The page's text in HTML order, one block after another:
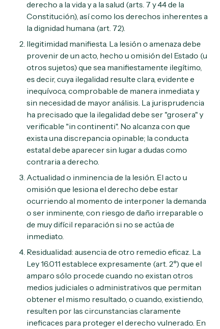
derecho a la vida y a la salud (arts. 7 y 44 de la
Constitución), así como los derechos inherentes a
la dignidad humana (art. 72).
Ilegitimidad manifiesta. La lesión o amenaza debe
provenir de un acto, hecho u omisión del Estado (u
otros sujetos) que sea manifiestamente ilegítimo,
es decir, cuya ilegalidad resulte clara, evidente e
inequívoca, comprobable de manera inmediata y
sin necesidad de mayor análisis. La jurisprudencia
ha precisado que la ilegalidad debe ser "grosera" y
verificable "in continenti". No alcanza con que
exista una discrepancia opinable; la conducta
estatal debe aparecer sin lugar a dudas como
contraria a derecho.
Actualidad o inminencia de la lesión. El acto u
omisión que lesiona el derecho debe estar
ocurriendo al momento de interponer la demanda
o ser inminente, con riesgo de daño irreparable o
de muy difícil reparación si no se actúa de
inmediato.
Residualidad: ausencia de otro remedio eficaz. La
Ley 16.011 establece expresamente (art. 2°) que el
amparo sólo procede cuando no existan otros
medios judiciales o administrativos que permitan
obtener el mismo resultado, o cuando, existiendo,
resulten por las circunstancias claramente
ineficaces para proteger el derecho vulnerado. En